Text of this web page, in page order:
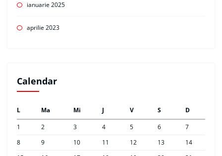
ianuarie 2025
aprilie 2023
Calendar
L Ma Mi J V S
D
1
2 3 4 5 6
7
8
9 10 11 12 13
14